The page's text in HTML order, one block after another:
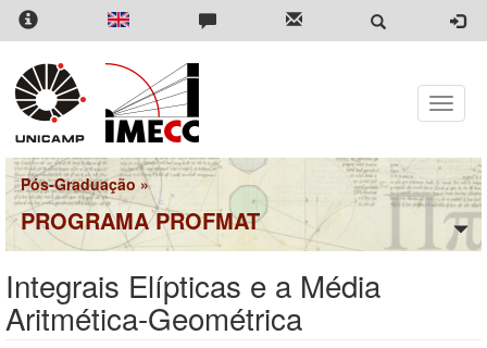
Pular
para
conteúdo
principal
Toggle
Pós-Graduação »
PROGRAMA PROFMAT
Integrais Elípticas e a Média
Aritmética-Geométrica